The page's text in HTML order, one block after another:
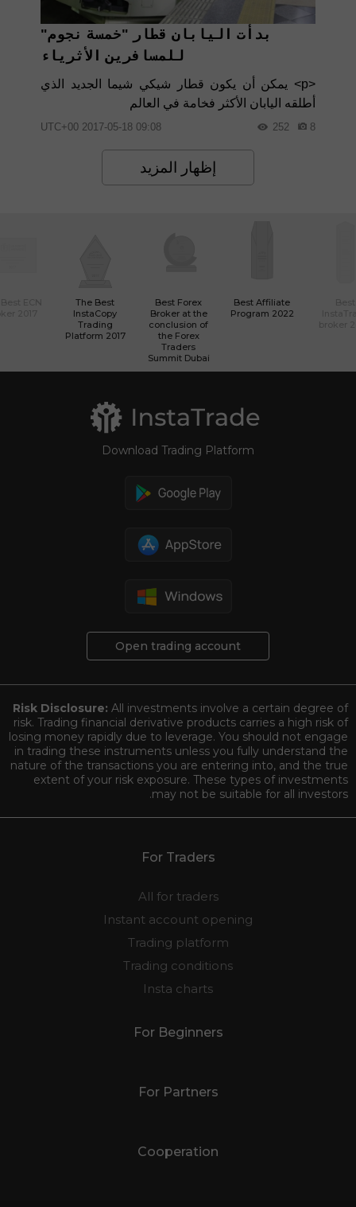
بدأت اليابان قطار "خمسة نجوم"
للمسافرين الأثرياء
<p> يمكن أن يكون قطار شيكي شيما الجديد الذي
أطلقه اليابان الأكثر فخامة في العالم
09:08 2017-05-18 UTC+00 8
252
إظهار المزيد
The Best
InstaCopy
Trading
Platform 2017
Best Forex
Broker at the
conclusion of
the Forex
Traders
Summit Dubai
Best Affiliate
Program 2022
Download Trading Platform
Open trading account
Risk Disclosure: All investments involve a certain degree of
risk. Trading financial derivative products carries a high risk of
losing money rapidly due to leverage. You should not engage
in trading these instruments unless you fully understand the
nature of the transactions you are entering into, and the true
extent of your risk exposure. These types of investments
may not be suitable for all investors.
For Traders
All for traders
Instant account opening
Trading platform
Trading conditions
Insta charts
For Beginners
For Partners
Cooperation